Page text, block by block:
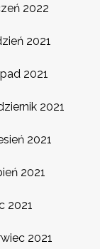
2022
2021
2021
2021
2021
2021
2021
2021